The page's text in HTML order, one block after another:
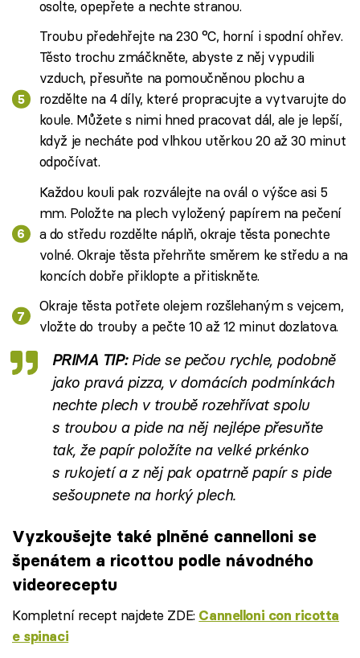
osolte, opepřete a nechte stranou.
Troubu předehřejte na 230 °C, horní i spodní ohřev.
Těsto trochu zmáčkněte, abyste z něj vypudili
vzduch, přesuňte na pomoučněnou plochu a
rozdělte na 4 díly, které propracujte a vytvarujte do
koule. Můžete s nimi hned pracovat dál, ale je lepší,
když je necháte pod vlhkou utěrkou 20 až 30 minut
odpočívat.
Každou kouli pak rozválejte na ovál o výšce asi 5
mm. Položte na plech vyložený papírem na pečení
a do středu rozdělte náplň, okraje těsta ponechte
volné. Okraje těsta přehrňte směrem ke středu a na
koncích dobře přiklopte a přitiskněte.
Okraje těsta potřete olejem rozšlehaným s vejcem,
vložte do trouby a pečte 10 až 12 minut dozlatova.
PRIMA TIP: Pide se pečou rychle, podobně
jako pravá pizza, v domácích podmínkách
nechte plech v troubě rozehřívat spolu
s troubou a pide na něj nejlépe přesuňte
tak, že papír položíte na velké prkénko
s rukojetí a z něj pak opatrně papír s pide
sešoupnete na horký plech.
Vyzkoušejte také plněné cannelloni se
špenátem a ricottou podle návodného
videoreceptu
Kompletní recept najdete ZDE: Cannelloni con ricotta
e spinaci